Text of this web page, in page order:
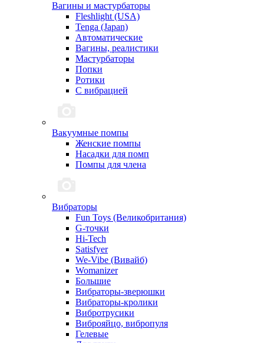
Вагины и мастурбаторы
Fleshlight (USA)
Tenga (Japan)
Автоматические
Вагины, реалистики
Мастурбаторы
Попки
Ротики
С вибрацией
Вакуумные помпы
Женские помпы
Насадки для помп
Помпы для члена
Вибраторы
Fun Toys (Великобритания)
G-точки
Hi-Tech
Satisfyer
We-Vibe (Вивайб)
Womanizer
Большие
Вибраторы-зверюшки
Вибраторы-кролики
Вибротрусики
Виброяйцо, вибропуля
Гелевые